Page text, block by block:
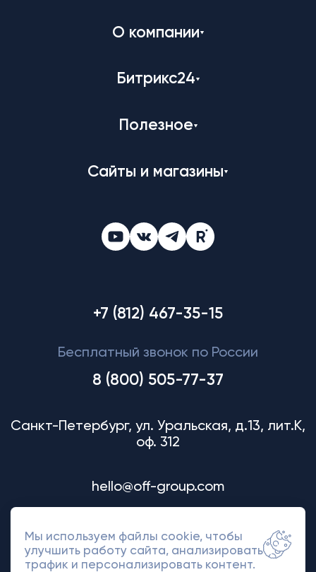
О компании
Битрикс24
Полезное
Сайты и магазины
+7 (812) 467-35-15
Бесплатный звонок по России
8 (800) 505-77-37
Санкт-Петербург, ул. Уральская, д.13, лит.К,
оф. 312
hello@off-group.com
Мы используем файлы cookie, чтобы
улучшить работу сайта, анализировать
трафик и персонализировать контент.